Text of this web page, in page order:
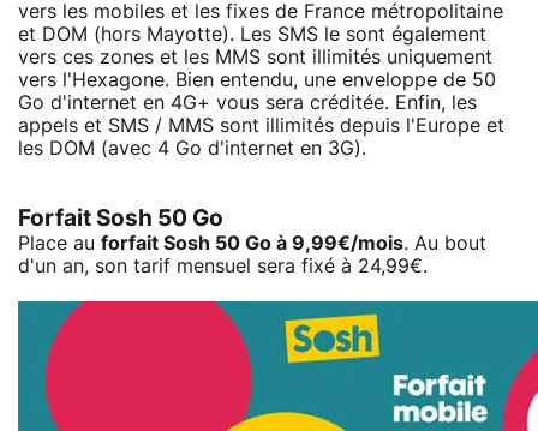
vers les mobiles et les fixes de France métropolitaine
et DOM (hors Mayotte). Les SMS le sont également
vers ces zones et les MMS sont illimités uniquement
vers l'Hexagone. Bien entendu, une enveloppe de 50
Go d'internet en 4G+ vous sera créditée. Enfin, les
appels et SMS / MMS sont illimités depuis l'Europe et
les DOM (avec 4 Go d'internet en 3G).
Forfait Sosh 50 Go
Place au forfait Sosh 50 Go à 9,99€/mois. Au bout
d'un an, son tarif mensuel sera fixé à 24,99€.